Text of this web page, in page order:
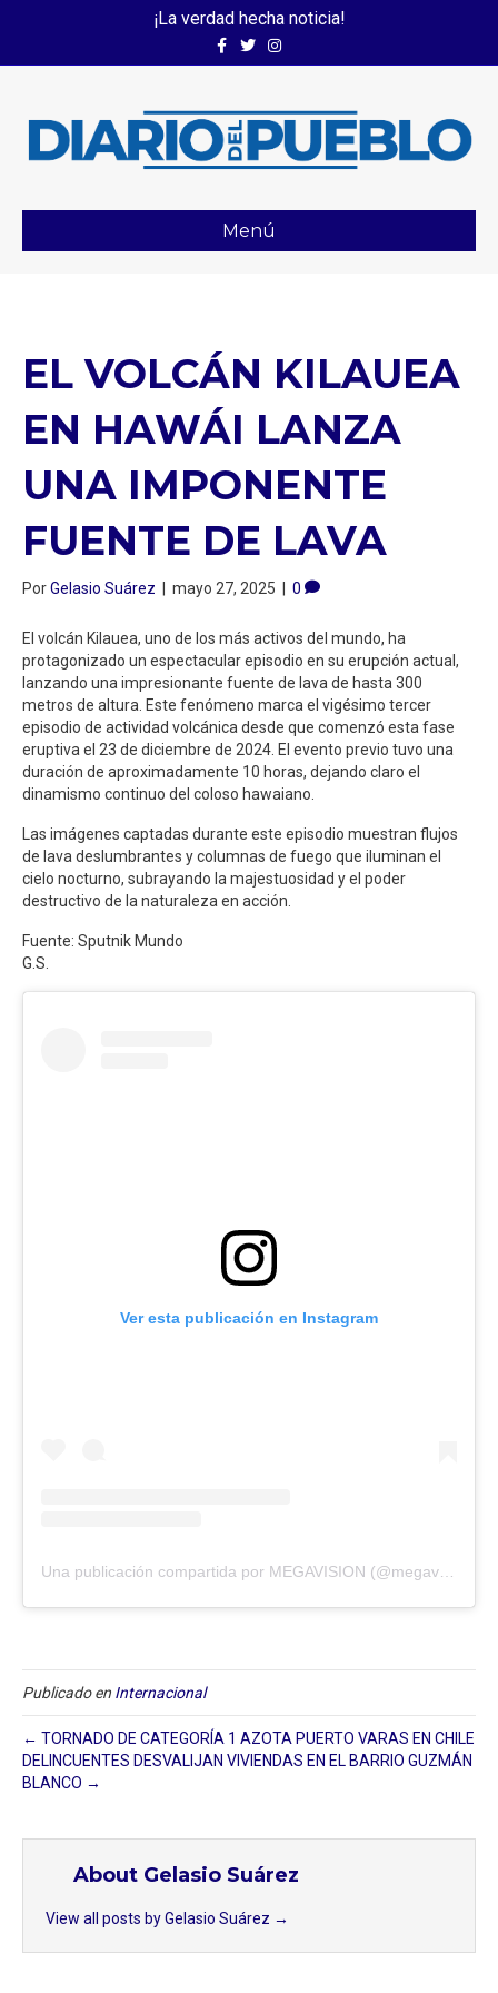
¡La verdad hecha noticia!
FacebookTwitterInstagram
Menú
EL VOLCÁN KILAUEA
EN HAWÁI LANZA
UNA IMPONENTE
FUENTE DE LAVA
PorGelasio Suárez | mayo 27, 2025 | 0
El volcán Kilauea, uno de los más activos del mundo, ha
protagonizado un espectacular episodio en su erupción actual,
lanzando una impresionante fuente de lava de hasta 300
metros de altura. Este fenómeno marca el vigésimo tercer
episodio de actividad volcánica desde que comenzó esta fase
eruptiva el 23 de diciembre de 2024. El evento previo tuvo una
duración de aproximadamente 10 horas, dejando claro el
dinamismo continuo del coloso hawaiano.
Las imágenes captadas durante este episodio muestran flujos
de lava deslumbrantes y columnas de fuego que iluminan el
cielo nocturno, subrayando la majestuosidad y el poder
destructivo de la naturaleza en acción.
Fuente: Sputnik Mundo
G.S.
Ver esta publicación en Instagram
Publicado en Internacional
← TORNADO DE CATEGORÍA 1 AZOTA PUERTO VARAS EN CHILE
DELINCUENTES DESVALIJAN VIVIENDAS EN EL BARRIO GUZMÁN
BLANCO →
About Gelasio Suárez
View all posts by Gelasio Suárez →